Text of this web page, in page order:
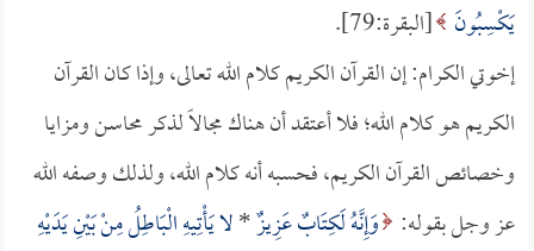
يَكْسِبُونَ [البقرة:79].
إخوتي الكرام: إن القرآن الكريم كلام الله تعالى، وإذا كان القرآن
الكريم هو كلام الله؛ فلا أعتقد أن هناك مجالاً لذكر محاسن ومزايا
وخصائص القرآن الكريم، فحسبه أنه كلام الله، ولذلك وصفه الله
عز وجل بقوله: وَإِنَّهُ لَكِتَابٌ عَزِيزٌ*لا يَأْتِيهِ الْبَاطِلُ مِنْ بَيْنِ يَدَيْهِ